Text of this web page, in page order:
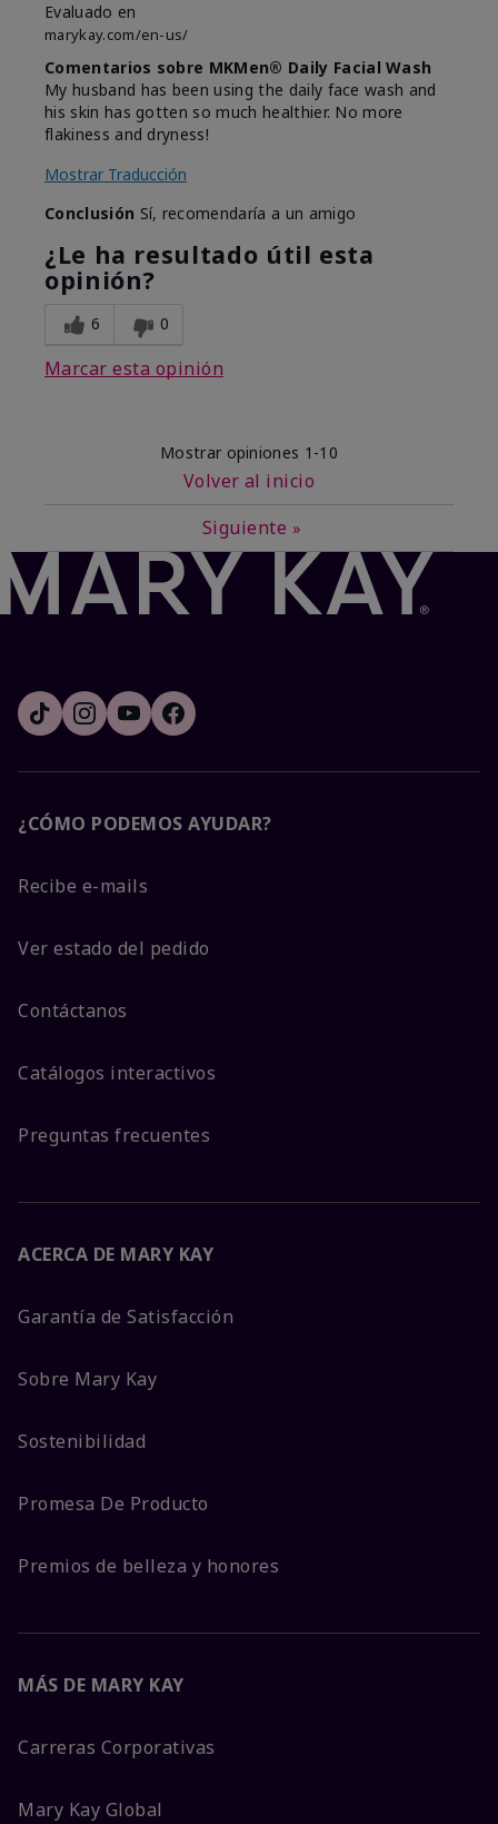
Evaluado en
marykay.com/en-us/
Comentarios sobre MKMen® Daily Facial Wash
My husband has been using the daily face wash and
his skin has gotten so much healthier. No more
flakiness and dryness!
Mostrar Traducción
Conclusión Sí, recomendaría a un amigo
¿Le ha resultado útil esta
opinión?
6 0
Marcar esta opinión
Mostrar opiniones 1-10
Volver al inicio
Siguiente »
¿CÓMO PODEMOS AYUDAR?
Recibe e-mails
Ver estado del pedido
Contáctanos
Catálogos interactivos
Preguntas frecuentes
ACERCA DE MARY KAY
Garantía de Satisfacción
Sobre Mary Kay
Sostenibilidad
Promesa De Producto
Premios de belleza y honores
MÁS DE MARY KAY
Carreras Corporativas
Mary Kay Global